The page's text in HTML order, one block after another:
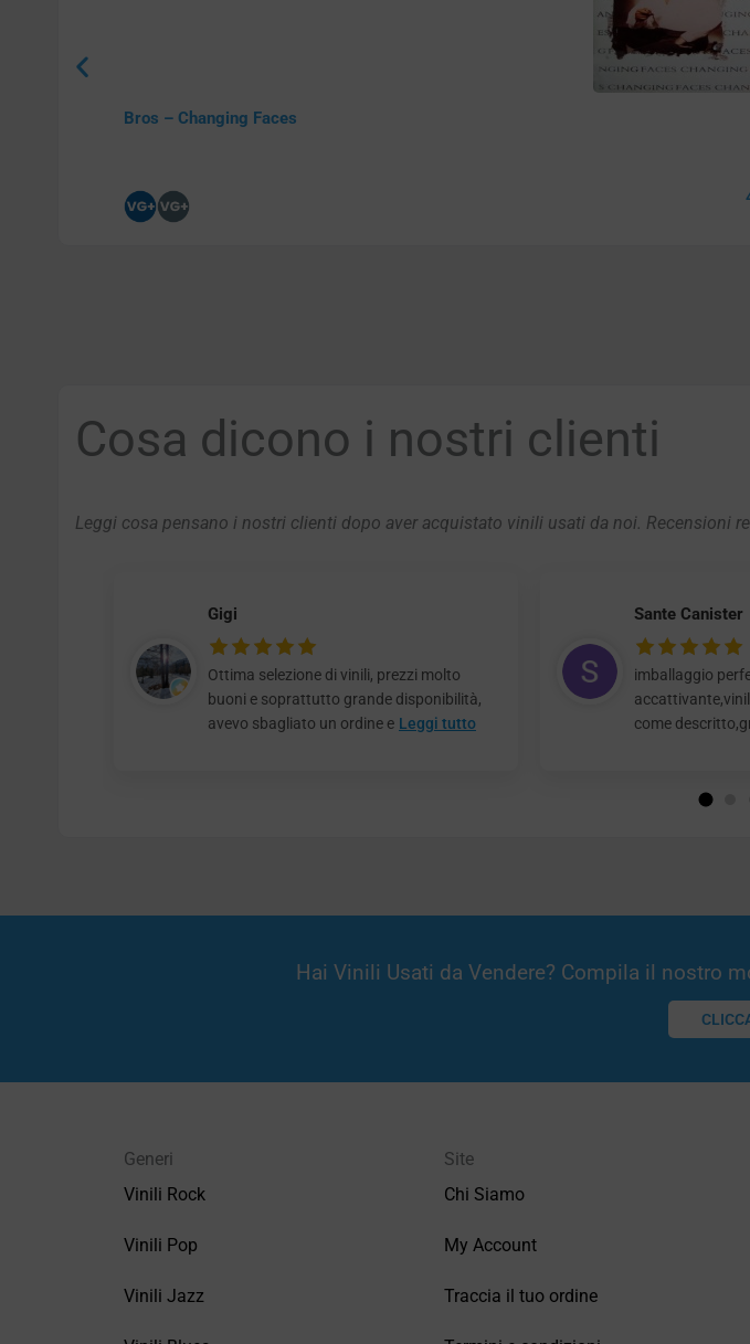
Bros – Changing Faces
Cosa dicono i nostri clienti
Leggi cosa pensano i nostri clienti dopo aver acquistato vinili usati da noi. Recensioni
Gigi
Ottima selezione di vinili, prezzi molto
buoni e soprattutto grande disponibilità,
avevo sbagliato un ordine e Leggi tutto
Sante Canister
imballaggio
come
Hai Vinili Usati da Vendere? Compila il nostro
Generi
Vinili Rock
Vinili Pop
Vinili Jazz
Site
Chi Siamo
My Account
Traccia il tuo ordine